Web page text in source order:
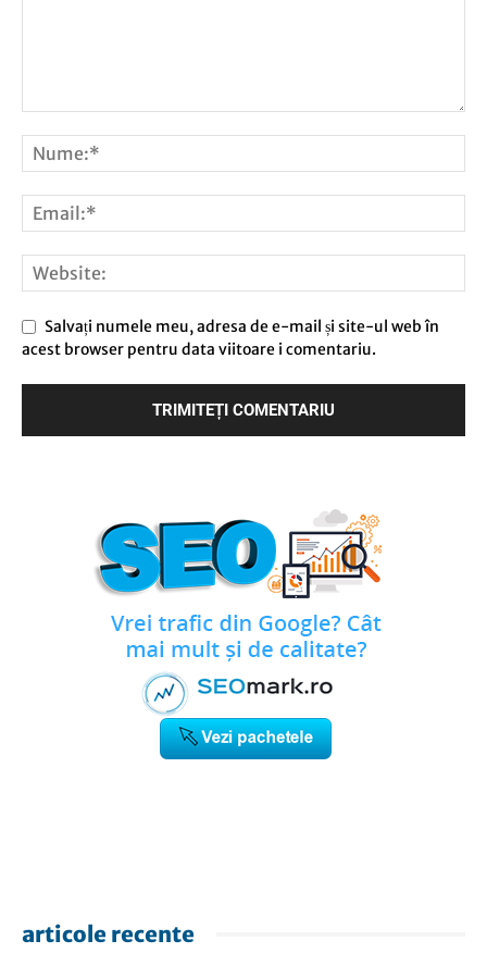
Salvați numele meu, adresa de e-mail și site-ul web în
acest browser pentru data viitoare i comentariu.
articole recente